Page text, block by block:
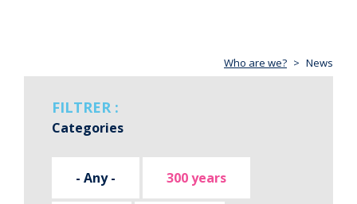
Who are we? News
FILTRER :
Categories
- Any - 300 years